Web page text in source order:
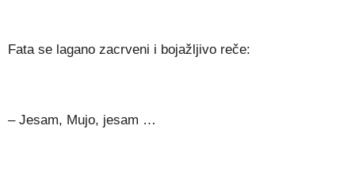
Fata se lagano zacrveni i bojažljivo reče:
– Jesam, Mujo, jesam …